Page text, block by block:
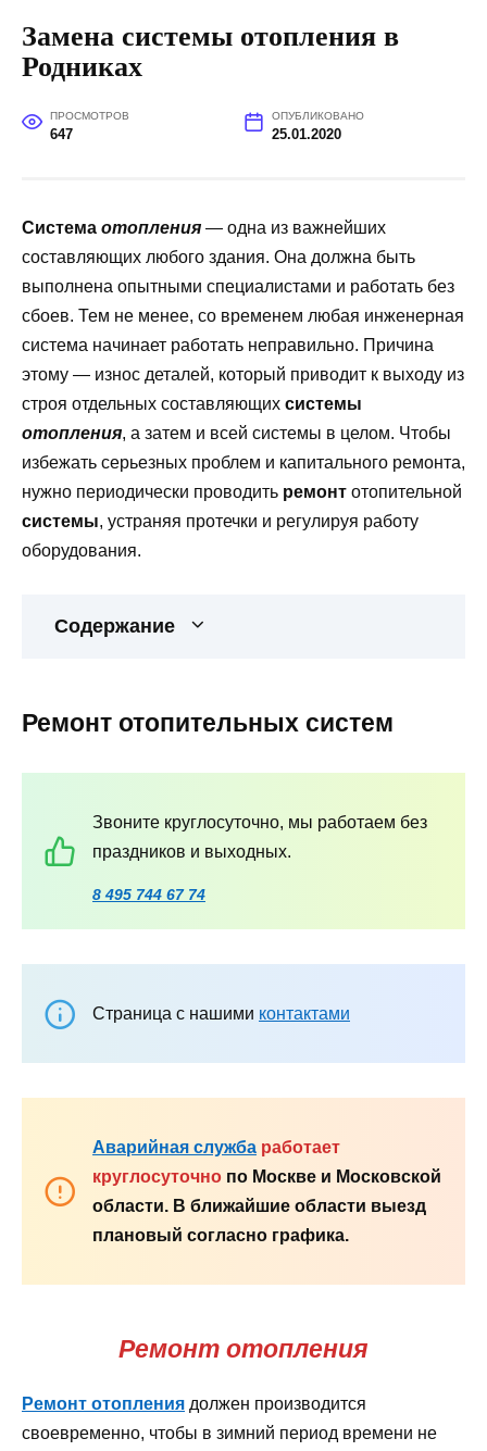
Замена системы отопления в
Родниках
ПРОСМОТРОВ
647
ОПУБЛИКОВАНО
25.01.2020
Система отопления — одна из важнейших
составляющих любого здания. Она должна быть
выполнена опытными специалистами и работать без
сбоев. Тем не менее, со временем любая инженерная
система начинает работать неправильно. Причина
этому — износ деталей, который приводит к выходу из
строя отдельных составляющих системы
отопления, а затем и всей системы в целом. Чтобы
избежать серьезных проблем и капитального ремонта,
нужно периодически проводить ремонт отопительной
системы, устраняя протечки и регулируя работу
оборудования.
Содержание
Ремонт отопительных систем
Звоните круглосуточно, мы работаем без
праздников и выходных.
8 495 744 67 74
Страница с нашими контактами
Аварийная служба работает
круглосуточно по Москве и Московской
области. В ближайшие области выезд
плановый согласно графика.
Ремонт отопления
Ремонт отопления должен производится
своевременно, чтобы в зимний период времени не